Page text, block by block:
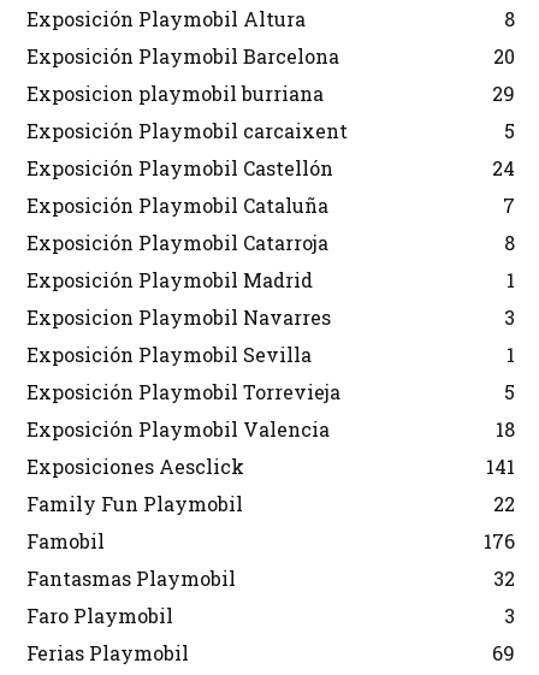
Exposición Playmobil Altura
8
Exposición Playmobil Barcelona
20
Exposicion playmobil burriana
29
Exposición Playmobil carcaixent
5
Exposición Playmobil Castellón
24
Exposición Playmobil Cataluña
7
Exposición Playmobil Catarroja
8
Exposición Playmobil Madrid
1
Exposicion Playmobil Navarres
3
Exposición Playmobil Sevilla
1
Exposición Playmobil Torrevieja
5
Exposición Playmobil Valencia
18
Exposiciones Aesclick
141
Family Fun Playmobil
22
Famobil
176
Fantasmas Playmobil
32
Faro Playmobil
3
Ferias Playmobil
69